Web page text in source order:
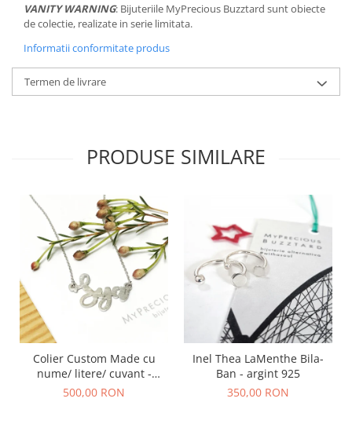
VANITY WARNING: Bijuteriile MyPrecious Buzztard sunt obiecte
de colectie, realizate in serie limitata.
Informatii conformitate produs
Termen de livrare
PRODUSE SIMILARE
Colier Custom Made cu
nume/ litere/ cuvant -
argint 925
500,00 RON
Inel Thea LaMenthe Bila-
Ban - argint 925
350,00 RON